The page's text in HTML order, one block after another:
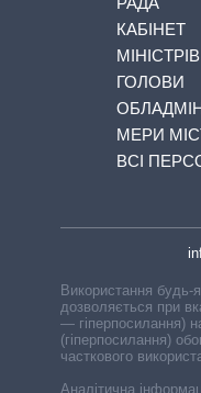
КАБІНЕТ
МІНІСТРІВ
ГОЛОВИ
МЕРИ
ВСІ
Використання будь-
дозволяється при
— гіперпосилання)
(гіперпосилання)
часткового
Аналітична